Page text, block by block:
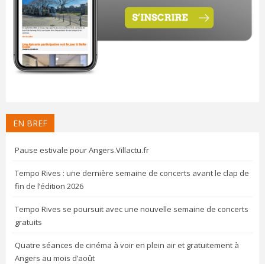
EN BREF
Pause estivale pour Angers.Villactu.fr
Tempo Rives : une dernière semaine de concerts avant le clap de
fin de l’édition 2026
Tempo Rives se poursuit avec une nouvelle semaine de concerts
gratuits
Quatre séances de cinéma à voir en plein air et gratuitement à
Angers au mois d’août